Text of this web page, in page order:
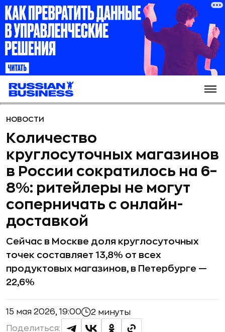
НОВОСТИ
Количество
круглосуточных магазинов
в России сократилось на 6–
8%: ритейлеры не могут
соперничать с онлайн-
доставкой
Сейчас в Москве доля круглосуточных
точек составляет 13,8% от всех
продуктовых магазинов, в Петербурге —
22,6%
15 мая 2026, 19:00 2 минуты
Поделиться: